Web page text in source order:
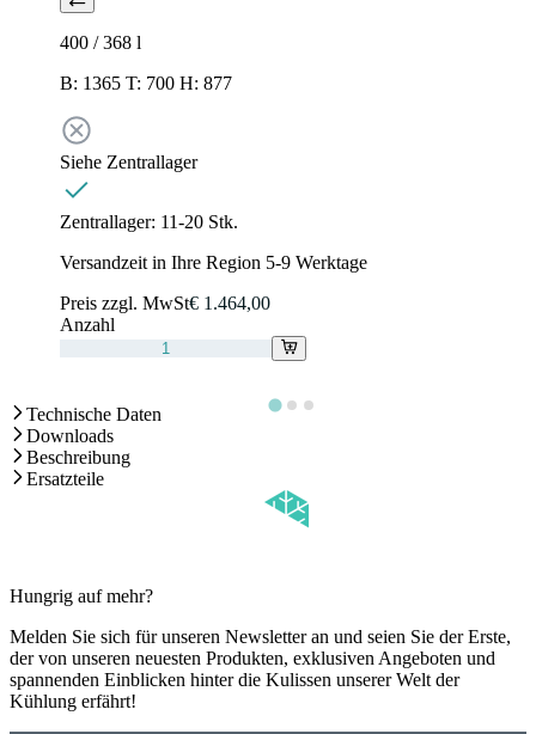
400 / 368 l
B: 1365 T: 700 H: 877
Siehe Zentrallager
Zentrallager: 11-20 Stk.
Versandzeit in Ihre Region 5-9 Werktage
Preis zzgl. MwSt€ 1.464,00
Anzahl
Technische Daten
Downloads
Beschreibung
Ersatzteile
Hungrig auf mehr?
Melden Sie sich für unseren Newsletter an und seien Sie der Erste,
der von unseren neuesten Produkten, exklusiven Angeboten und
spannenden Einblicken hinter die Kulissen unserer Welt der
Kühlung erfährt!